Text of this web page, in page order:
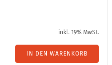
inkl. 19% MwSt.
IN DEN WARENKORB